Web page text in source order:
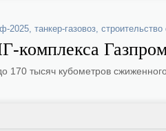
2025, танкер-газовоз, строительство
170 тысяч кубометров